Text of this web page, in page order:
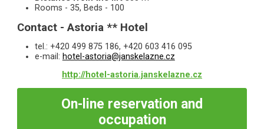
Rooms - 35, Beds - 100
Contact - Astoria ** Hotel
tel.: +420 499 875 186, +420 603 416 095
e-mail: hotel-astoria@janskelazne.cz
http://hotel-astoria.janskelazne.cz
On-line reservation and
occupation